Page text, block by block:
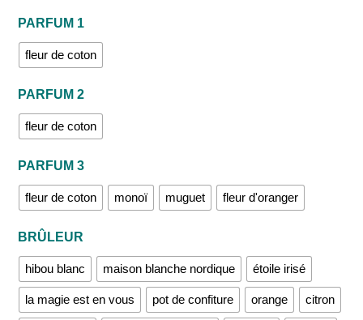
PARFUM 1
fleur de coton
PARFUM 2
fleur de coton
PARFUM 3
fleur de coton monoï muguet fleur d'oranger
BRÛLEUR
hibou blanc maison blanche nordique étoile irisé
la magie est en vous pot de confiture orange citron